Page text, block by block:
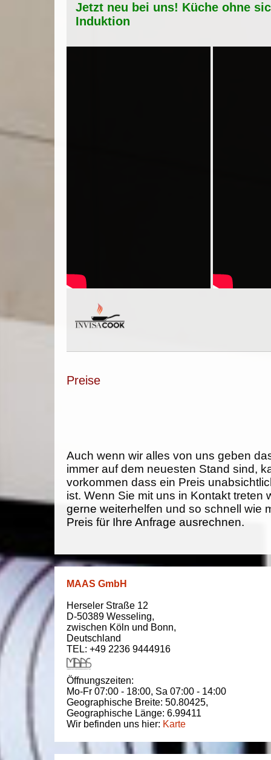
Jetzt neu bei uns! Küche ohne
Induktion
Preise
Auch wenn wir alles von uns geben
immer auf dem neuesten Stand sind,
vorkommen dass ein Preis
ist. Wenn Sie mit uns in Kontakt treten
gerne weiterhelfen und so schnell wie
Preis für Ihre Anfrage ausrechnen.
MAAS GmbH
Herseler Straße 12
D-50389 Wesseling,
zwischen Köln und Bonn,
Deutschland
TEL: +49 2236 9444916
Öffnungszeiten:
Mo-Fr 07:00 - 18:00, Sa 07:00 - 14:00
Geographische Breite: 50.80425,
Geographische Länge: 6.99411
Wir befinden uns hier: Karte